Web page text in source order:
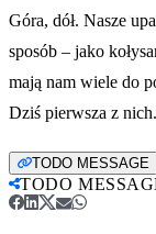
Góra, dół. Nasze
sposób – jako
mają nam wiele do
Dziś pierwsza z nich.
TODO MESSAGE
TODO